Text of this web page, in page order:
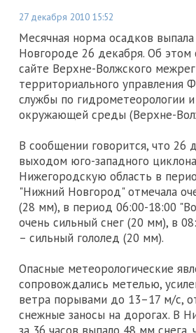
27 декабря 2010 15:52
Месячная норма осадков
Новгороде 26 декабря. Об этом
сайте Верхне-Волжского
территориального управления
службы по гидрометеорологии
окружающей среды (Верхне-
В сообщении говорится, что 26
выходом юго-западного
Нижегородскую область в
"Нижний Новгород" отмечала
(28 мм), в период 06:00-18:00
очень сильный снег (20 мм), в
– сильный гололед (20 мм).
Опасные метеорологические
сопровождались метелью,
ветра порывами до 13–17 м/с,
снежные заносы на дорогах. В